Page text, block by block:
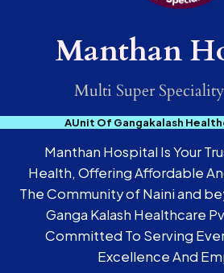
Manthan
Multi Super
AUnit Of Gangakalash
Manthan Hospital Is Your
Health, Offering Affordable
The Community of Naini and
Ganga Kalash Healthcare
Committed To Serving
Excellence And